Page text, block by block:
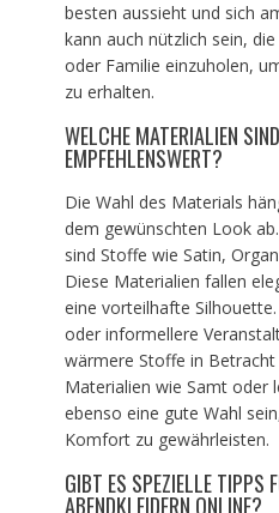
besten aussieht und sich
kann auch nützlich sein,
oder Familie einzuholen,
zu erhalten.
WELCHE MATERIALIEN
EMPFEHLENSWERT?
Die Wahl des Materials
dem gewünschten Look
sind Stoffe wie Satin,
Diese Materialien fallen
eine vorteilhafte
oder informellere
wärmere Stoffe in
Materialien wie Samt oder
ebenso eine gute Wahl
Komfort zu gewährleisten.
GIBT ES SPEZIELLE TIPPS
ABENDKLEIDERN ONLINE?